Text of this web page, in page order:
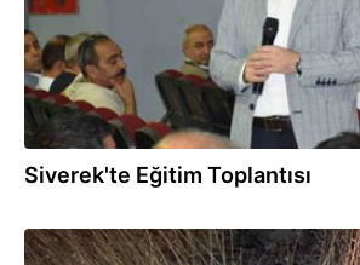
Siverek'te Eğitim Toplantısı
07.08.2026